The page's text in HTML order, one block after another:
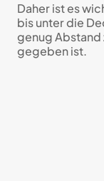
Daher ist es
bis unter die
genug Abstand
gegeben ist.